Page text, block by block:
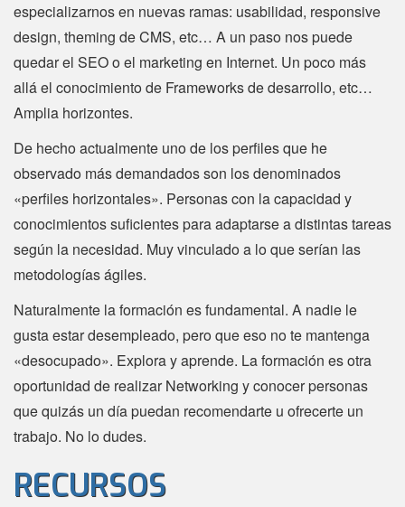
especializarnos en nuevas ramas: usabilidad, responsive
design, theming de CMS, etc… A un paso nos puede
quedar el SEO o el marketing en Internet. Un poco más
allá el conocimiento de Frameworks de desarrollo, etc…
Amplia horizontes.
De hecho actualmente uno de los perfiles que he
observado más demandados son los denominados
«perfiles horizontales». Personas con la capacidad y
conocimientos suficientes para adaptarse a distintas tareas
según la necesidad. Muy vinculado a lo que serían las
metodologías ágiles.
Naturalmente la formación es fundamental. A nadie le
gusta estar desempleado, pero que eso no te mantenga
«desocupado». Explora y aprende. La formación es otra
oportunidad de realizar Networking y conocer personas
que quizás un día puedan recomendarte u ofrecerte un
trabajo. No lo dudes.
RECURSOS